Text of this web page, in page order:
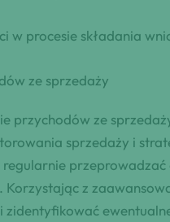
w procesie składania
ze sprzedaży
przychodów ze
sprzedaży i
Korzystając z
zidentyfikować